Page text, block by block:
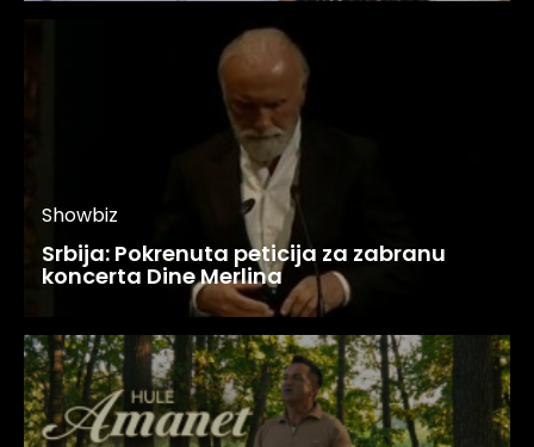
Showbiz
Srbija: Pokrenuta peticija za zabranu
koncerta Dine Merlina